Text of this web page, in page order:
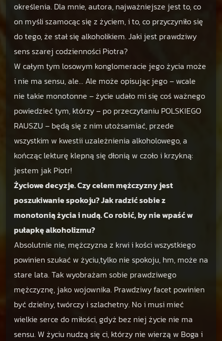
określenia. Dla mnie, autora, najważniejsze jest to, co
on myśli szamocąc się z życiem, i to, co przyczyniło się
do tego, że stał się alkoholikiem. Jaki jest prawdziwy
sens szarej codzienności Piotra?
W całym tym losowym konglomeracie jego życia może
i nie ma sensu, ale… Ale może opisując jego – wcale
nie takie monotonne – życie udało mi się coś ważnego
powiedzieć tym, którzy – po przeczytaniu POLSKIEGO
RAUSZU – będą się z nim utożsamiać, przede
wszystkim w kwestii uzależnienia alkoholowego, a
kończąc lekturę klepną się dłonią w czoło i krzykną:
jestem jak Piotr!
Życiowe decyzje. Czy celem mężczyzny jest
poszukiwanie spokoju? Jak radzić sobie z
monotonią życia i nudą. Co robić, by nie wpaść w
pułapkę alkoholizmu?
Absolutnie nie, mężczyzna z krwi i kości wszystkiego
powinien szukać w życiu,tylko nie spokoju, hm, może na
stare lata. Tak wyobrażam sobie prawdziwego
mężczyznę, jako wojownika. Prawdziwy facet powinien
być dzielny, twórczy i szlachetny. No i musi mieć
wielkie serce do miłości, gdyż bez niej życie nie ma
sensu. W życiu nudzą się ci, którzy nie wierzą w Boga i